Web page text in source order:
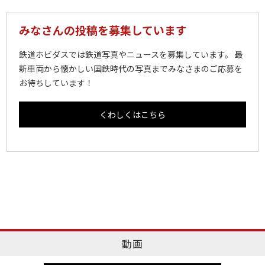
みなさんの投稿を募集しています
鉄道ホビダスでは鉄道写真やニュースを募集しています。 最
新車両から懐かしい国鉄時代の写真までみなさまのご応募を
お待ちしています！
くわしくはこちら
動画